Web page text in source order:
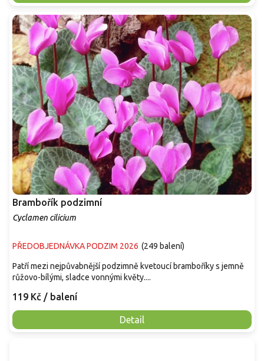
Brambořík podzimní
Cyclamen cilicium
PŘEDOBJEDNÁVKA PODZIM 2026 (249 balení)
119 Kč / balení
Detail
Patří mezi nejpůvabnější podzimně kvetoucí bramboříky s jemně
růžovo-bílými, sladce vonnými květy....